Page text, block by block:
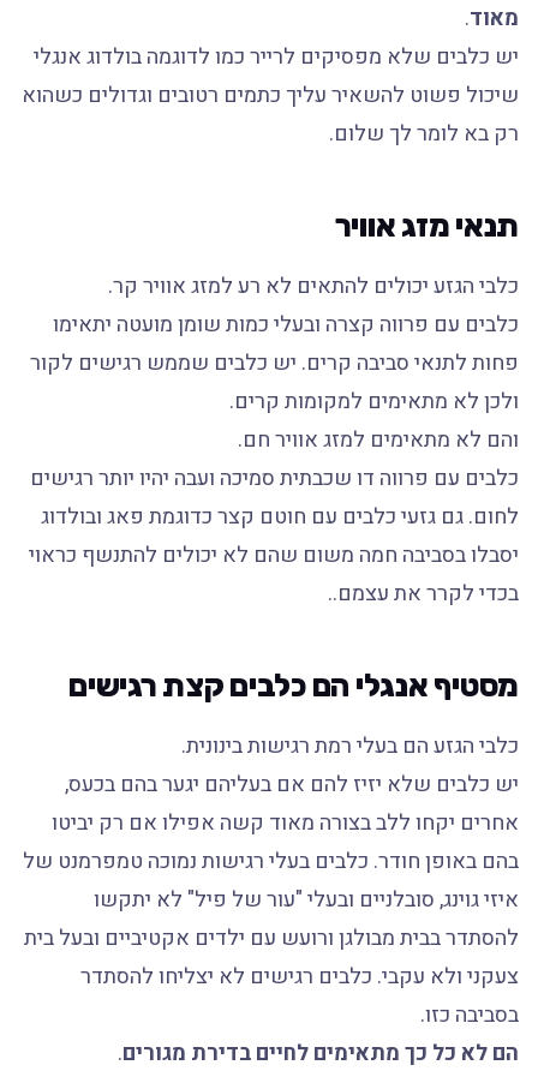
מאוד.
יש כלבים שלא מפסיקים לרייר כמו לדוגמה בולדוג אנגלי
שיכול פשוט להשאיר עליך כתמים רטובים וגדולים כשהוא
רק בא לומר לך שלום.
תנאי מזג אוויר
כלבי הגזע יכולים להתאים לא רע למזג אוויר קר.
כלבים עם פרווה קצרה ובעלי כמות שומן מועטה יתאימו
פחות לתנאי סביבה קרים. יש כלבים שממש רגישים לקור
ולכן לא מתאימים למקומות קרים.
והם לא מתאימים למזג אוויר חם.
כלבים עם פרווה דו שכבתית סמיכה ועבה יהיו יותר רגישים
לחום. גם גזעי כלבים עם חוטם קצר כדוגמת פאג ובולדוג
יסבלו בסביבה חמה משום שהם לא יכולים להתנשף כראוי
בכדי לקרר את עצמם..
מסטיף אנגלי הם כלבים קצת רגישים
כלבי הגזע הם בעלי רמת רגישות בינונית.
יש כלבים שלא יזיז להם אם בעליהם יגער בהם בכעס,
אחרים יקחו ללב בצורה מאוד קשה אפילו אם רק יביטו
בהם באופן חודר. כלבים בעלי רגישות נמוכה טמפרמנט של
איזי גוינג, סובלניים ובעלי "עור של פיל" לא יתקשו
להסתדר בבית מבולגן ורועש עם ילדים אקטיביים ובעל בית
צעקני ולא עקבי. כלבים רגישים לא יצליחו להסתדר
בסביבה כזו.
הם לא כל כך מתאימים לחיים בדירת מגורים.